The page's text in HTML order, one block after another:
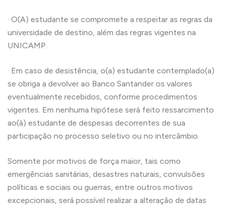
· O(A) estudante se compromete a respeitar as regras da
universidade de destino, além das regras vigentes na
UNICAMP.
· Em caso de desistência, o(a) estudante contemplado(a)
se obriga a devolver ao Banco Santander os valores
eventualmente recebidos, conforme procedimentos
vigentes. Em nenhuma hipótese será feito ressarcimento
ao(à) estudante de despesas decorrentes de sua
participação no processo seletivo ou no intercâmbio.
Somente por motivos de força maior, tais como
emergências sanitárias, desastres naturais, convulsões
políticas e sociais ou guerras, entre outros motivos
excepcionais, será possível realizar a alteração de datas